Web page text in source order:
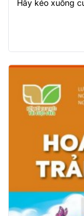
Hãy kéo xuống